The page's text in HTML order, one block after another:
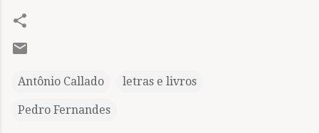
Antônio Callado letras e livros
Pedro Fernandes